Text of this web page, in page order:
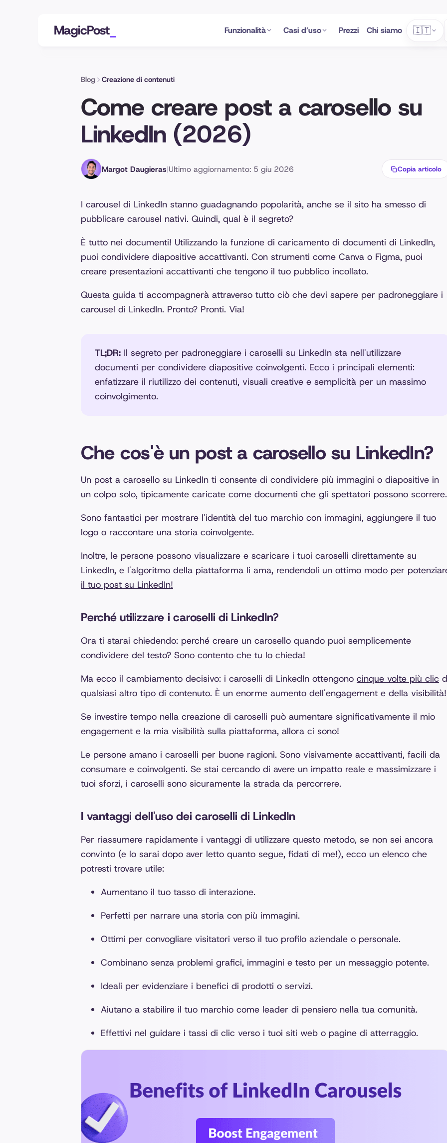
MagicPost Funzionalità Casi d’uso Prezzi Chi siamo 🇮🇹
Blog Creazione di contenuti
Come creare post a carosello su
LinkedIn (2026)
Margot Daugieras|Ultimo aggiornamento: 5 giu 2026 Copia articolo
I carousel di LinkedIn stanno guadagnando popolarità, anche se il sito ha smesso di
pubblicare carousel nativi. Quindi, qual è il segreto?
È tutto nei documenti! Utilizzando la funzione di caricamento di documenti di LinkedIn,
puoi condividere diapositive accattivanti. Con strumenti come Canva o Figma, puoi
creare presentazioni accattivanti che tengono il tuo pubblico incollato.
Questa guida ti accompagnerà attraverso tutto ciò che devi sapere per padroneggiare i
carousel di LinkedIn. Pronto? Pronti. Via!
TL;DR: Il segreto per padroneggiare i caroselli su LinkedIn sta nell'utilizzare
documenti per condividere diapositive coinvolgenti. Ecco i principali elementi:
enfatizzare il riutilizzo dei contenuti, visuali creative e semplicità per un massimo
coinvolgimento.
Che cos'è un post a carosello su LinkedIn?
Un post a carosello su LinkedIn ti consente di condividere più immagini o diapositive in
un colpo solo, tipicamente caricate come documenti che gli spettatori possono scorrere.
Sono fantastici per mostrare l'identità del tuo marchio con immagini, aggiungere il tuo
logo o raccontare una storia coinvolgente.
Inoltre, le persone possono visualizzare e scaricare i tuoi caroselli direttamente su
LinkedIn, e l'algoritmo della piattaforma li ama, rendendoli un ottimo modo per
il tuo post su LinkedIn!
Perché utilizzare i caroselli di LinkedIn?
Ora ti starai chiedendo: perché creare un carosello quando puoi semplicemente
condividere del testo? Sono contento che tu lo chieda!
Ma ecco il cambiamento decisivo: i caroselli di LinkedIn ottengono cinque volte più clic
qualsiasi altro tipo di contenuto. È un enorme aumento dell'engagement e della visibilità!
Se investire tempo nella creazione di caroselli può aumentare significativamente il mio
engagement e la mia visibilità sulla piattaforma, allora ci sono!
Le persone amano i caroselli per buone ragioni. Sono visivamente accattivanti, facili da
consumare e coinvolgenti. Se stai cercando di avere un impatto reale e massimizzare i
tuoi sforzi, i caroselli sono sicuramente la strada da percorrere.
I vantaggi dell'uso dei caroselli di LinkedIn
Per riassumere rapidamente i vantaggi di utilizzare questo metodo, se non sei ancora
convinto (e lo sarai dopo aver letto quanto segue, fidati di me!), ecco un elenco che
potresti trovare utile:
Aumentano il tuo tasso di interazione.
Perfetti per narrare una storia con più immagini.
Ottimi per convogliare visitatori verso il tuo profilo aziendale o personale.
Combinano senza problemi grafici, immagini e testo per un messaggio potente.
Ideali per evidenziare i benefici di prodotti o servizi.
Aiutano a stabilire il tuo marchio come leader di pensiero nella tua comunità.
Effettivi nel guidare i tassi di clic verso i tuoi siti web o pagine di atterraggio.